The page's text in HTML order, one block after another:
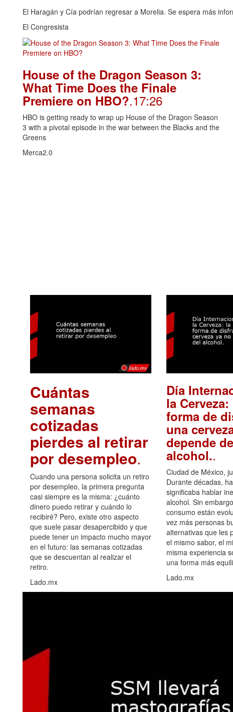
El Haragán y Cía podrían regresar a Morelia. Se espera más
El Congresista
House of the Dragon Season 3:
What Time Does the Finale
Premiere on HBO?.17:26
HBO is getting ready to wrap up House of the Dragon Season
3 with a pivotal episode in the war between the Blacks and the
Greens
Merca2.0
Cuántas
semanas
cotizadas
pierdes al retirar
por desempleo.
Cuando una persona solicita un retiro
por desempleo, la primera pregunta
casi siempre es la misma: ¿cuánto
dinero puedo retirar y cuándo lo
recibiré? Pero, existe otro aspecto
que suele pasar desapercibido y que
puede tener un impacto mucho mayor
en el futuro: las semanas cotizadas
que se descuentan al realizar el
retiro.
Lado.mx
Día
la
forma de
una
depende
alcohol..
Ciudad de México,
Durante décadas,
significaba hablar
alcohol. Sin
consumo están
vez más personas
alternativas que les
el mismo sabor, el
misma experiencia
una forma más
Lado.mx